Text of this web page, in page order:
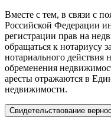
Вместе с тем, в связи с
Российской Федерации
регистрации прав на
обращаться к нотариусу
нотариального действия
обременения
аресты отражаются в
недвижимости.
Свидетельствование